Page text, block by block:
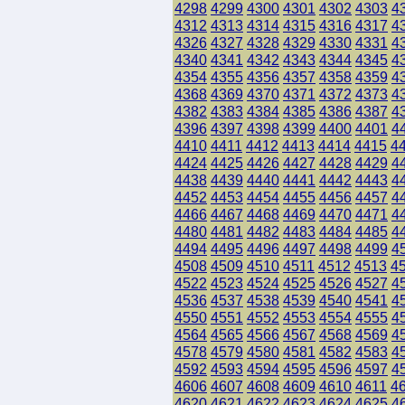
4298 4299 4300 4301 4302 4303
4312 4313 4314 4315 4316 4317
4326 4327 4328 4329 4330 4331
4340 4341 4342 4343 4344 4345
4354 4355 4356 4357 4358 4359
4368 4369 4370 4371 4372 4373
4382 4383 4384 4385 4386 4387
4396 4397 4398 4399 4400 4401
4410 4411 4412 4413 4414 4415
4424 4425 4426 4427 4428 4429
4438 4439 4440 4441 4442 4443
4452 4453 4454 4455 4456 4457
4466 4467 4468 4469 4470 4471
4480 4481 4482 4483 4484 4485
4494 4495 4496 4497 4498 4499
4508 4509 4510 4511 4512 4513
4522 4523 4524 4525 4526 4527
4536 4537 4538 4539 4540 4541
4550 4551 4552 4553 4554 4555
4564 4565 4566 4567 4568 4569
4578 4579 4580 4581 4582 4583
4592 4593 4594 4595 4596 4597
4606 4607 4608 4609 4610 4611